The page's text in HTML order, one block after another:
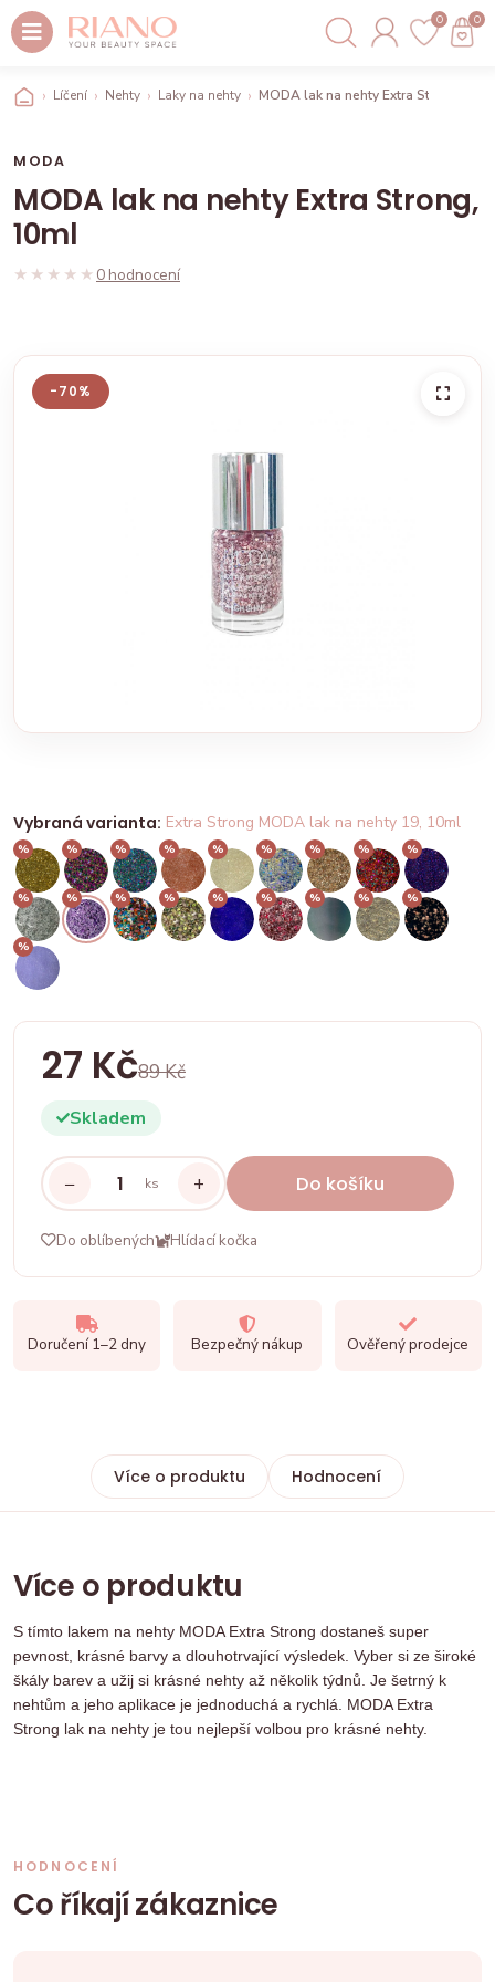
0 0
Líčení Nehty Laky na nehty MODA lak na nehty Extra Strong,
MODA
MODA lak na nehty Extra Strong,
10ml
★★★★★
★★★★★ 0 hodnocení
-70%
Vybraná varianta: Extra Strong MODA lak na nehty 19, 10ml
% % % % % % % % %
% % % % % % % % %
%
27 Kč89 Kč
Skladem
− ks + Do košíku
Do oblíbených Hlídací kočka
Doručení 1–2 dny Bezpečný nákup Ověřený prodejce
Více o produktu Hodnocení
Více o produktu
S tímto lakem na nehty MODA Extra Strong dostaneš super
pevnost, krásné barvy a dlouhotrvající výsledek. Vyber si ze široké
škály barev a užij si krásné nehty až několik týdnů. Je šetrný k
nehtům a jeho aplikace je jednoduchá a rychlá. MODA Extra
Strong lak na nehty je tou nejlepší volbou pro krásné nehty.
HODNOCENÍ
Co říkají zákaznice